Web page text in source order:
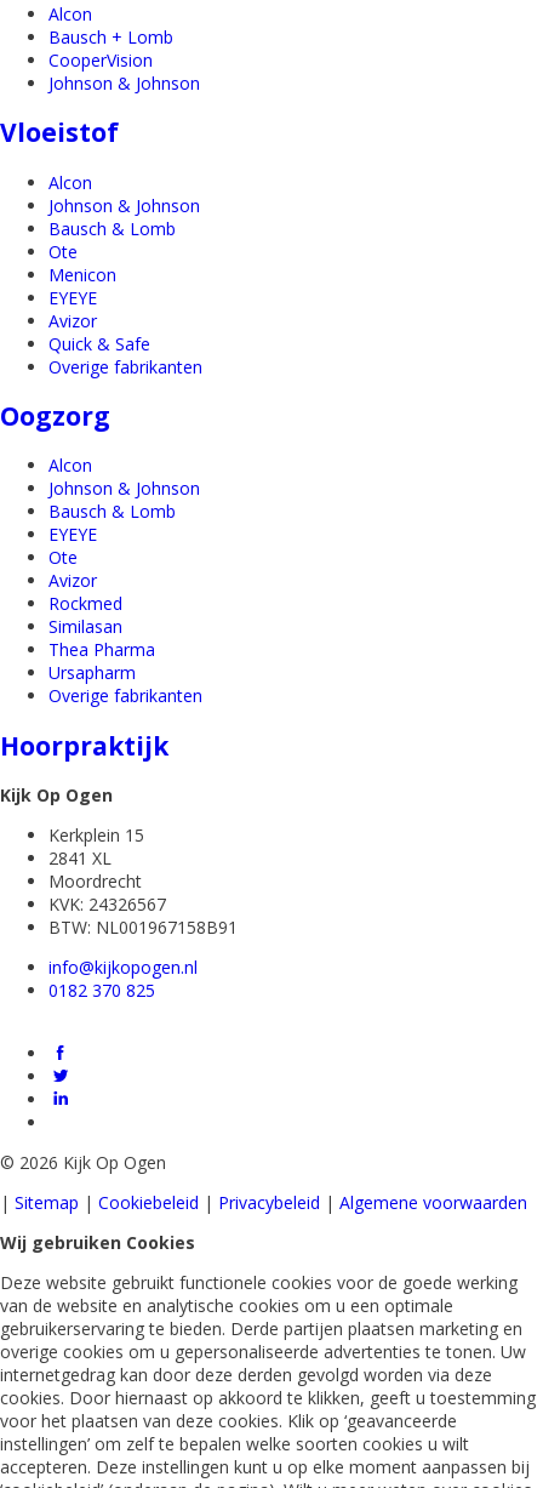
Alcon
Bausch + Lomb
CooperVision
Johnson & Johnson
Vloeistof
Alcon
Johnson & Johnson
Bausch & Lomb
Ote
Menicon
EYEYE
Avizor
Quick & Safe
Overige fabrikanten
Oogzorg
Alcon
Johnson & Johnson
Bausch & Lomb
EYEYE
Ote
Avizor
Rockmed
Similasan
Thea Pharma
Ursapharm
Overige fabrikanten
Hoorpraktijk
Kijk Op Ogen
Kerkplein 15
2841 XL
Moordrecht
KVK: 24326567
BTW: NL001967158B91
info@kijkopogen.nl
0182 370 825
© 2026 Kijk Op Ogen
| Sitemap | Cookiebeleid | Privacybeleid | Algemene voorwaarden
Wij gebruiken Cookies
Deze website gebruikt functionele cookies voor de goede werking
van de website en analytische cookies om u een optimale
gebruikerservaring te bieden. Derde partijen plaatsen marketing en
overige cookies om u gepersonaliseerde advertenties te tonen. Uw
internetgedrag kan door deze derden gevolgd worden via deze
cookies. Door hiernaast op akkoord te klikken, geeft u toestemming
voor het plaatsen van deze cookies. Klik op ‘geavanceerde
instellingen’ om zelf te bepalen welke soorten cookies u wilt
accepteren. Deze instellingen kunt u op elke moment aanpassen bij